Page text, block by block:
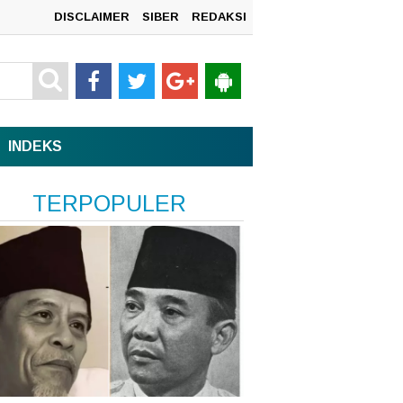
REDAKSI
SIBER
DISCLAIMER
INDEKS
TERPOPULER